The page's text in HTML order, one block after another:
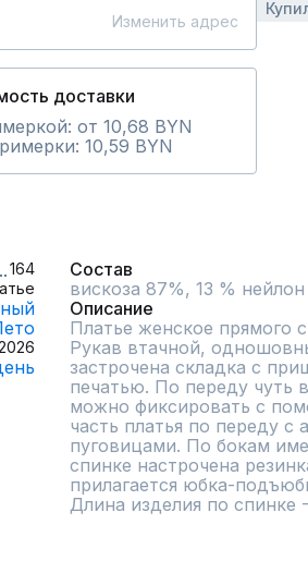
Изменить адрес
доставки
от 10,68 BYN
10,59 BYN
164
Состав
вискоза 87%, 13 % нейлон
Описание
Платье женское прямого
Рукав втачной,
застрочена складка с
печатью. По переду чуть
можно фиксировать с
часть платья по переду с
пуговицами. По бокам
спинке настрочена
прилагается юбка-
Длина изделия по спинке